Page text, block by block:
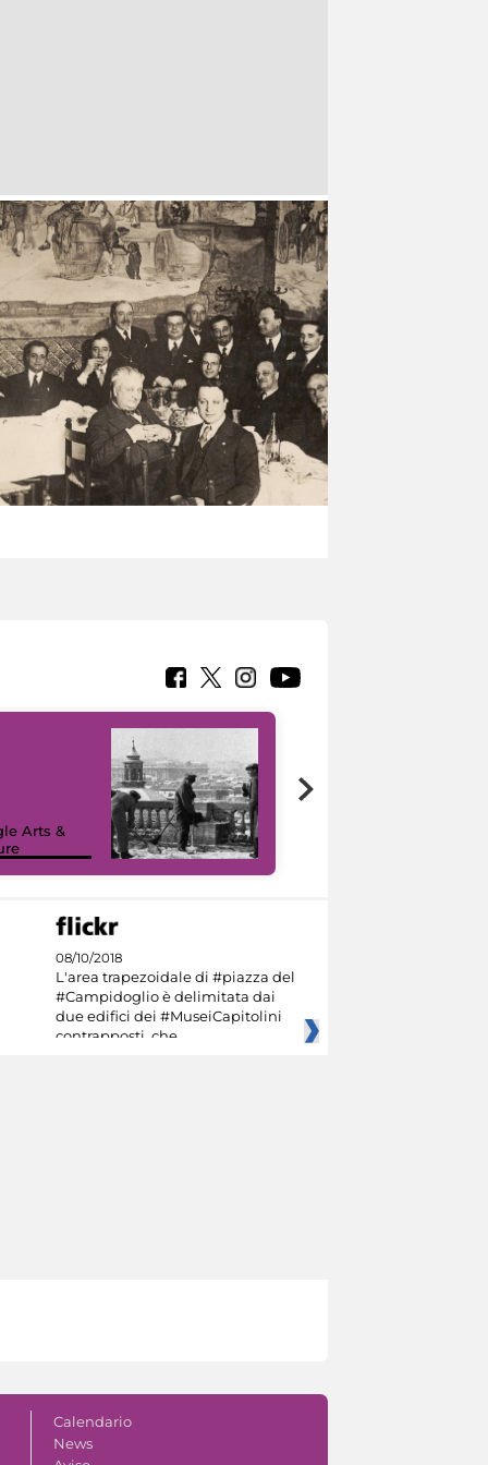
Arts &
08/10/2018
L'area trapezoidale di #piazza del
#Campidoglio è delimitata dai
due edifici dei #MuseiCapitolini
contrapposti, che
Calendario
News